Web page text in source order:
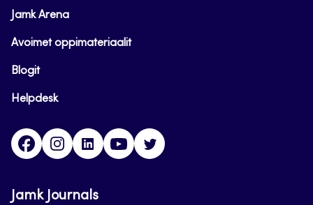
Jamk Arena
Avoimet oppimateriaalit
Blogit
Helpdesk
FacebookInstagram
LinkedInYoutube
Jamk Journals